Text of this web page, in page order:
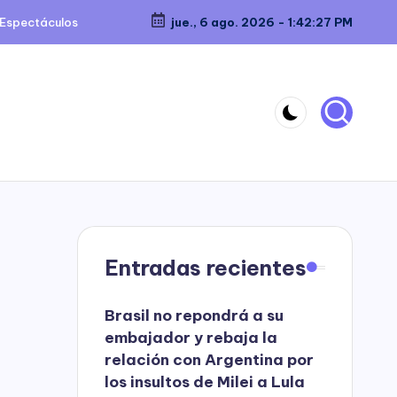
Espectáculos jue., 6 ago. 2026 - 1:42:28 PM
Entradas recientes
Brasil no repondrá a su
embajador y rebaja la
relación con Argentina por
los insultos de Milei a Lula